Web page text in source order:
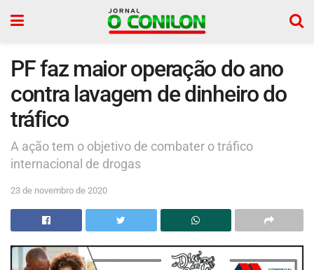
PF faz maior operação do ano
contra lavagem de dinheiro do
tráfico
A ação tem o objetivo de combater o tráfico
internacional de drogas
23 de novembro de 2020